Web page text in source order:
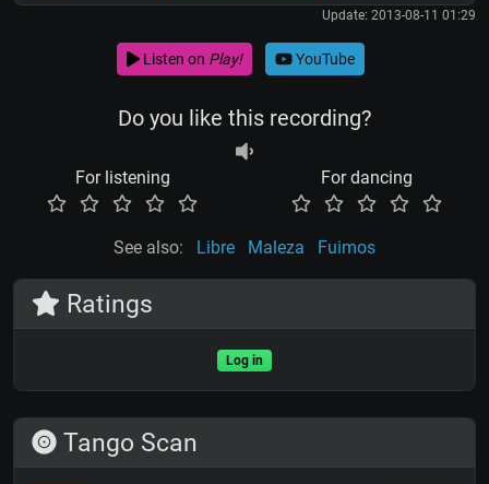
Update: 2013-08-11 01:29
Listen on Play! YouTube
Do you like this recording?
For listening For dancing
See also: Libre Maleza Fuimos
Ratings
Log in
Tango Scan